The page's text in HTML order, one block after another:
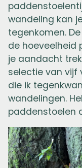
wandeling kan
tegenkomen.
de hoeveelheid
je aandacht
selectie van vijf
die ik
wandelingen.
paddenstoelen